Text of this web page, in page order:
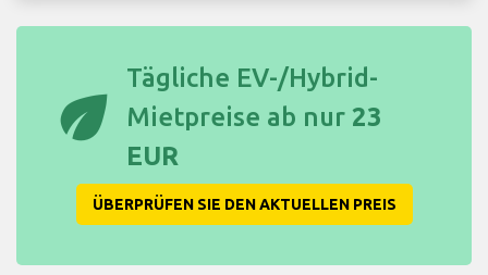
eco
Tägliche EV-/Hybrid-
Mietpreise ab nur 23
EUR
ÜBERPRÜFEN SIE DEN AKTUELLEN PREIS